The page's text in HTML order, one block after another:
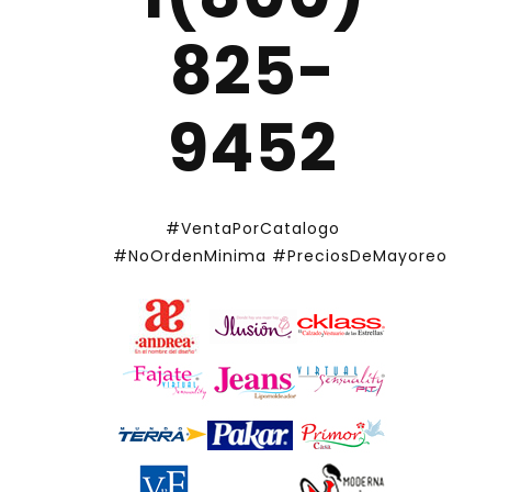
825-
9452
#VentaPorCatalogo
#NoOrdenMinima #PreciosDeMayoreo